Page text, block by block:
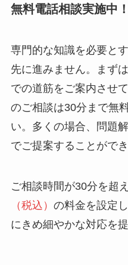
無料電話相談実施中！
専門的な知識を必要と
先に進みません。まず
での道筋をご案内させ
のご相談は30分まで無
い。多くの場合、問題
でご提案することができ
ご相談時間が30分を超
（税込） の料金を設定
にきめ細やかな対応を